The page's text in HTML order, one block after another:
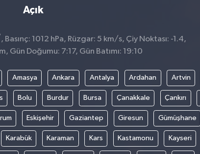
Açık
, Basınç: 1012 hPa, Rüzgar: 5 km/s, Çiy Noktası: -1.4,
Gün Doğumu: 7:17, Gün Batımı: 19:10
Amasya Ankara Antalya Ardahan Artvin
Bolu Burdur Bursa Çanakkale Çankırı
Eskişehir Gaziantep Giresun Gümüşhane
Karabük Karaman Kars Kastamonu Kayseri